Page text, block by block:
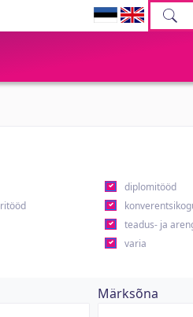
diplomitööd
teadus- ja
varia
Märksõna